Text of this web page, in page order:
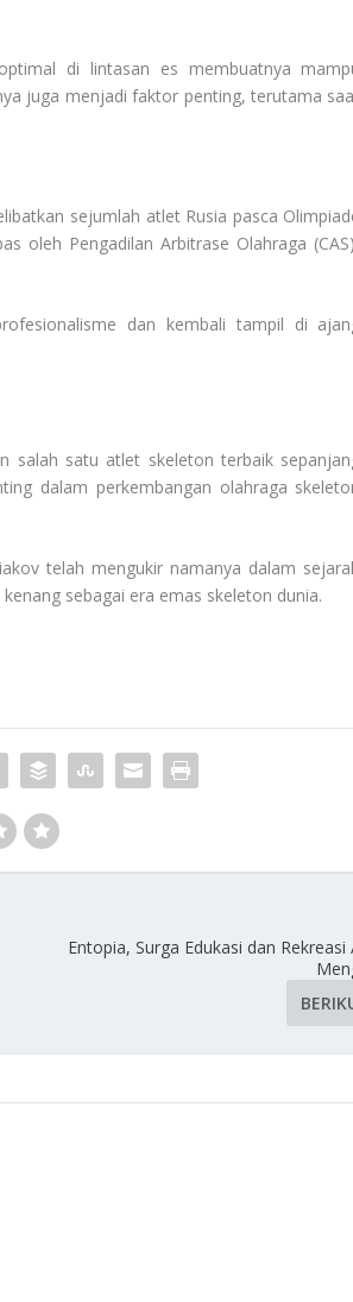
di lintasan es membuatnya
juga menjadi faktor penting, terutama
sejumlah atlet Rusia pasca
oleh Pengadilan Arbitrase Olahraga
dan kembali tampil di
salah satu atlet skeleton terbaik
dalam perkembangan olahraga
telah mengukir namanya dalam
sebagai era emas skeleton dunia.
Entopia, Surga Edukasi dan